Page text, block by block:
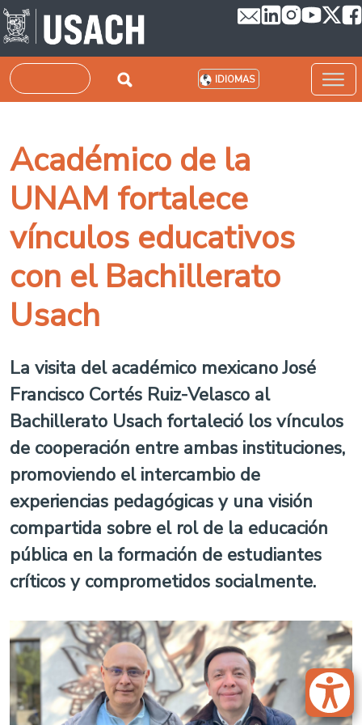
Pasar al contenido principal
Buscar IDIOMAS
Académico de la
UNAM fortalece
vínculos educativos
con el Bachillerato
Usach
La visita del académico mexicano José
Francisco Cortés Ruiz-Velasco al
Bachillerato Usach fortaleció los vínculos
de cooperación entre ambas instituciones,
promoviendo el intercambio de
experiencias pedagógicas y una visión
compartida sobre el rol de la educación
pública en la formación de estudiantes
críticos y comprometidos socialmente.